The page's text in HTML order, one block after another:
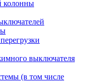
колонны
выключателя
(в том числе